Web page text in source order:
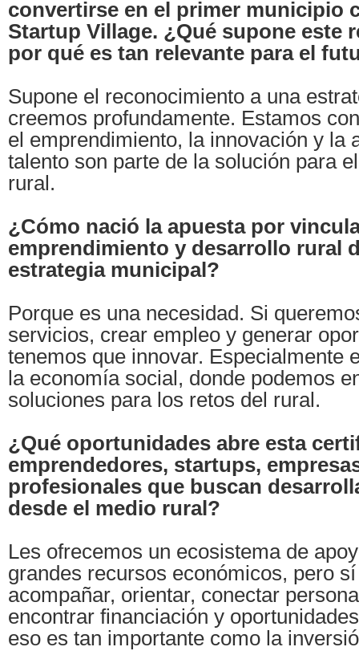
convertirse en el primer municipio
Startup Village. ¿Qué supone este
por qué es tan relevante para el
Supone el reconocimiento a una
creemos profundamente. Estamos
el emprendimiento, la innovación y la
talento son parte de la solución para
rural.
¿Cómo nació la apuesta por
emprendimiento y desarrollo rural
estrategia municipal?
Porque es una necesidad. Si
servicios, crear empleo y generar
tenemos que innovar. Especialmente
la economía social, donde podemos
soluciones para los retos del rural.
¿Qué oportunidades abre esta
emprendedores, startups,
profesionales que buscan
desde el medio rural?
Les ofrecemos un ecosistema de
grandes recursos económicos, pero
acompañar, orientar, conectar
encontrar financiación y
eso es tan importante como la